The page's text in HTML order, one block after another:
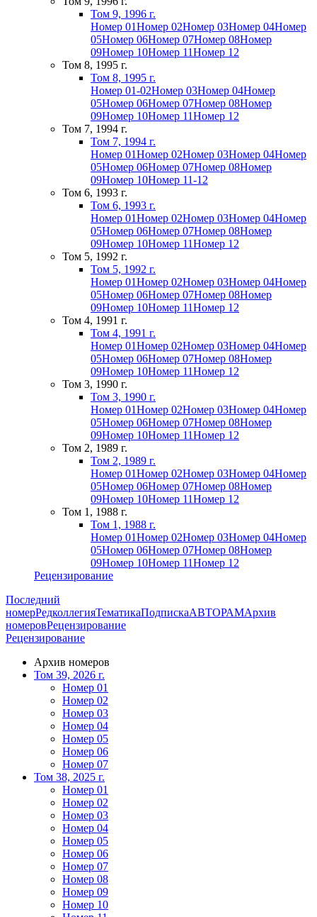
Том 9, 1996 г.
Номер 01Номер 02Номер 03Номер 04Номер
05Номер 06Номер 07Номер 08Номер
09Номер 10Номер 11Номер 12
Том 8, 1995 г.
Том 8, 1995 г.
Номер 01-02Номер 03Номер 04Номер
05Номер 06Номер 07Номер 08Номер
09Номер 10Номер 11Номер 12
Том 7, 1994 г.
Том 7, 1994 г.
Номер 01Номер 02Номер 03Номер 04Номер
05Номер 06Номер 07Номер 08Номер
09Номер 10Номер 11-12
Том 6, 1993 г.
Том 6, 1993 г.
Номер 01Номер 02Номер 03Номер 04Номер
05Номер 06Номер 07Номер 08Номер
09Номер 10Номер 11Номер 12
Том 5, 1992 г.
Том 5, 1992 г.
Номер 01Номер 02Номер 03Номер 04Номер
05Номер 06Номер 07Номер 08Номер
09Номер 10Номер 11Номер 12
Том 4, 1991 г.
Том 4, 1991 г.
Номер 01Номер 02Номер 03Номер 04Номер
05Номер 06Номер 07Номер 08Номер
09Номер 10Номер 11Номер 12
Том 3, 1990 г.
Том 3, 1990 г.
Номер 01Номер 02Номер 03Номер 04Номер
05Номер 06Номер 07Номер 08Номер
09Номер 10Номер 11Номер 12
Том 2, 1989 г.
Том 2, 1989 г.
Номер 01Номер 02Номер 03Номер 04Номер
05Номер 06Номер 07Номер 08Номер
09Номер 10Номер 11Номер 12
Том 1, 1988 г.
Том 1, 1988 г.
Номер 01Номер 02Номер 03Номер 04Номер
05Номер 06Номер 07Номер 08Номер
09Номер 10Номер 11Номер 12
Рецензирование
Последний
номерРедколлегияТематикаПодпискаАВТОРАМАрхив
номеровРецензирование
Рецензирование
Архив номеров
Том 39, 2026 г.
Номер 01
Номер 02
Номер 03
Номер 04
Номер 05
Номер 06
Номер 07
Том 38, 2025 г.
Номер 01
Номер 02
Номер 03
Номер 04
Номер 05
Номер 06
Номер 07
Номер 08
Номер 09
Номер 10